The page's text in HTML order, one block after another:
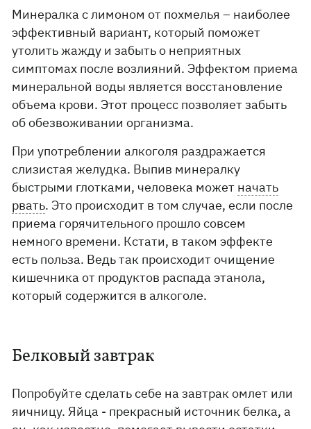
Минералка с лимоном от похмелья – наиболее
эффективный вариант, который поможет
утолить жажду и забыть о неприятных
симптомах после возлияний. Эффектом приема
минеральной воды является восстановление
объема крови. Этот процесс позволяет забыть
об обезвоживании организма.
При употреблении алкоголя раздражается
слизистая желудка. Выпив минералку
быстрыми глотками, человека может начать
рвать. Это происходит в том случае, если после
приема горячительного прошло совсем
немного времени. Кстати, в таком эффекте
есть польза. Ведь так происходит очищение
кишечника от продуктов распада этанола,
который содержится в алкоголе.
Белковый завтрак
Попробуйте сделать себе на завтрак омлет или
яичницу. Яйца - прекрасный источник белка, а